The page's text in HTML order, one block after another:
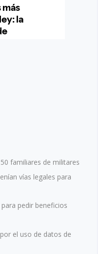
familiares de militares
vías legales para
pedir beneficios
el uso de datos de